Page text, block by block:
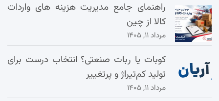
راهنمای جامع مدیریت هزینه‌ های واردات
کالا از چین
مرداد ۱۱, ۱۴۰۵
کوبات یا ربات صنعتی؟ انتخاب درست برای
تولید کم‌تیراژ و پرتغییر
مرداد ۱۱, ۱۴۰۵